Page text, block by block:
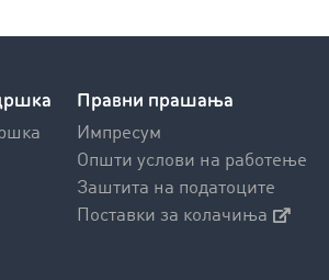
Правни прашања
Импресум
Општи услови на работење
Заштита на податоците
Поставки за колачиња